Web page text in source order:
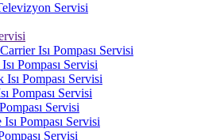
Servisi
Isı Pompası Servisi
Pompası Servisi
Isı Pompası Servisi
Pompası Servisi
Servisi
Isı Pompası Servisi
Servisi